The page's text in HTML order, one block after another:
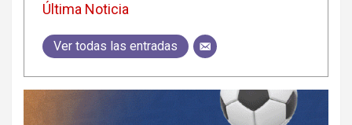
Última Noticia
Ver todas las entradas